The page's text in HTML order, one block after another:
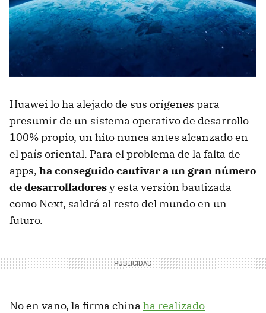
Huawei lo ha alejado de sus orígenes para
presumir de un sistema operativo de desarrollo
100% propio, un hito nunca antes alcanzado en
el país oriental. Para el problema de la falta de
apps, ha conseguido cautivar a un gran número
de desarrolladoresy esta versión bautizada
como Next, saldrá al resto del mundo en un
futuro.
No en vano, la firma china ha realizado